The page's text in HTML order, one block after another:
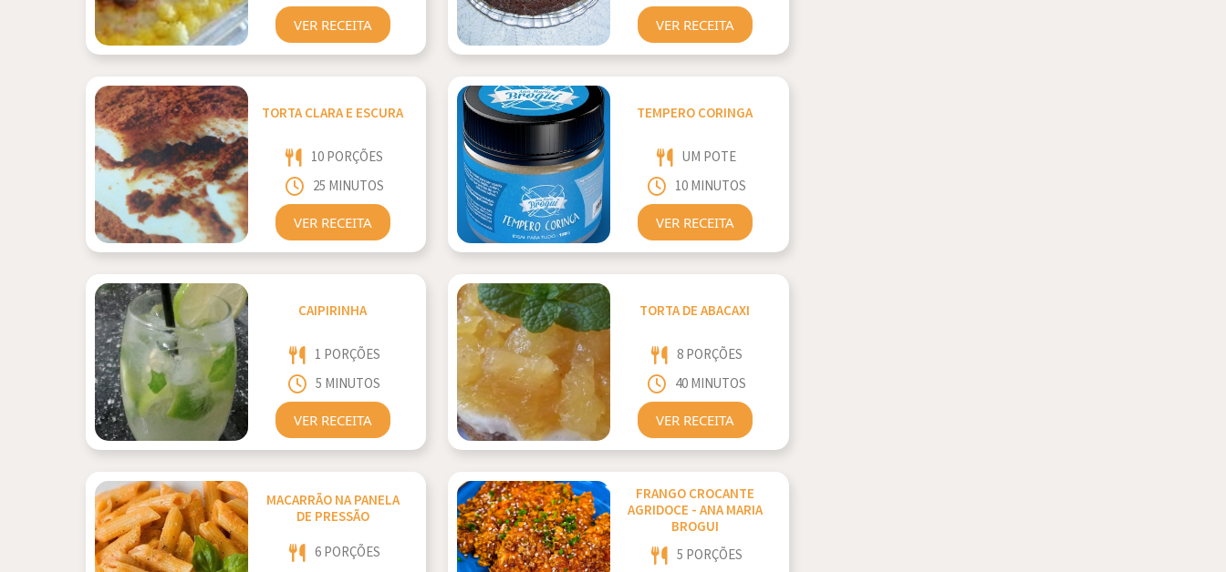
VER RECEITA VER RECEITA
TORTA CLARA E ESCURA
10 PORÇÕES
25 MINUTOS
VER RECEITA
TEMPERO CORINGA
UM POTE
10 MINUTOS
VER RECEITA
CAIPIRINHA
1 PORÇÕES
5 MINUTOS
VER RECEITA
TORTA DE ABACAXI
8 PORÇÕES
40 MINUTOS
VER RECEITA
MACARRÃO NA PANELA
DE PRESSÃO
6 PORÇÕES
FRANGO CROCANTE
AGRIDOCE - ANA MARIA
BROGUI
5 PORÇÕES